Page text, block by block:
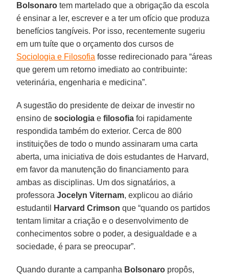
Bolsonaro tem martelado que a obrigação da escola
é ensinar a ler, escrever e a ter um ofício que produza
benefícios tangíveis. Por isso, recentemente sugeriu
em um tuíte que o orçamento dos cursos de
Sociologia e Filosofia fosse redirecionado para “áreas
que gerem um retorno imediato ao contribuinte:
veterinária, engenharia e medicina”.
A sugestão do presidente de deixar de investir no
ensino desociologia efilosofia foi rapidamente
respondida também do exterior. Cerca de 800
instituições de todo o mundo assinaram uma carta
aberta, uma iniciativa de dois estudantes de Harvard,
em favor da manutenção do financiamento para
ambas as disciplinas. Um dos signatários, a
professoraJocelyn Viternam, explicou ao diário
estudantil
Harvard Crimson que “quando os partidos
tentam limitar a criação e o desenvolvimento de
conhecimentos sobre o poder, a desigualdade e a
sociedade, é para se preocupar”.
Quando durante a campanha Bolsonaro propôs,